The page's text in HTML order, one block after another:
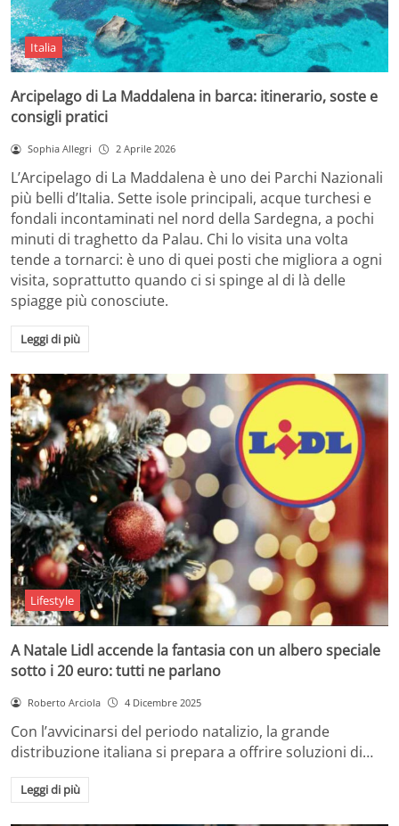
Italia
Arcipelago di La Maddalena in barca: itinerario, soste e
consigli pratici
Sophia Allegri 2 Aprile 2026
L’Arcipelago di La Maddalena è uno dei Parchi Nazionali
più belli d’Italia. Sette isole principali, acque turchesi e
fondali incontaminati nel nord della Sardegna, a pochi
minuti di traghetto da Palau. Chi lo visita una volta
tende a tornarci: è uno di quei posti che migliora a ogni
visita, soprattutto quando ci si spinge al di là delle
spiagge più conosciute.
Leggi di più
Lifestyle
A Natale Lidl accende la fantasia con un albero speciale
sotto i 20 euro: tutti ne parlano
Roberto Arciola 4 Dicembre 2025
Con l’avvicinarsi del periodo natalizio, la grande
distribuzione italiana si prepara a offrire soluzioni di…
Leggi di più